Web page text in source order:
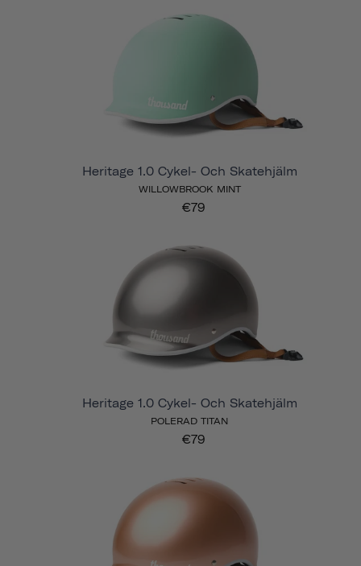
Heritage 1.0 Cykel- Och Skatehjälm
WILLOWBROOK MINT
€79
Heritage 1.0 Cykel- Och Skatehjälm
POLERAD TITAN
€79